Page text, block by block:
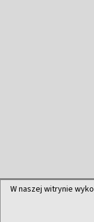
W naszej witrynie